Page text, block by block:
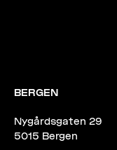
BERGEN
Nygårdsgaten 29
5015 Bergen